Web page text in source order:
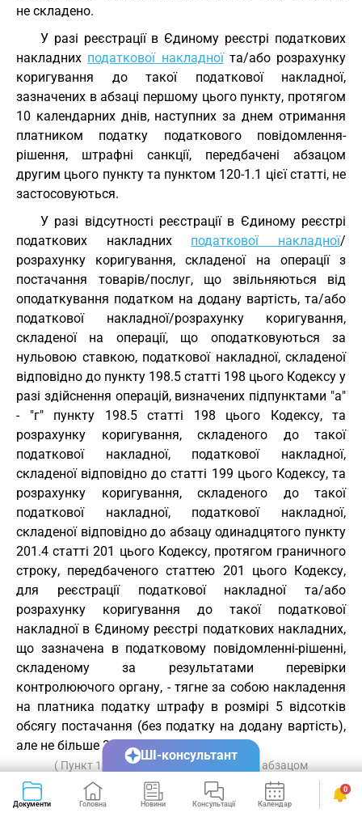
не складено.
У разі реєстрації в Єдиному реєстрі податкових
накладних податкової накладноїта/або розрахунку
коригування до такої податкової накладної,
зазначених в абзаці першому цього пункту, протягом
10 календарних днів, наступних за днем отримання
платником податку податкового повідомлення-
рішення, штрафні санкції, передбачені абзацом
другим цього пункту та пунктом 120-1.1 цієї статті, не
застосовуються.
У разі відсутності реєстрації в Єдиному реєстрі
податкових накладних податкової накладної/
розрахунку коригування, складеної на операції з
постачання товарів/послуг, що звільняються від
оподаткування податком на додану вартість, та/або
податкової накладної/розрахунку коригування,
складеної на операції, що оподатковуються за
нульовою ставкою, податкової накладної, складеної
відповідно до пункту 198.5 статті 198 цього Кодексу у
разі здійснення операцій, визначених підпунктами "а"
- "г" пункту 198.5 статті 198 цього Кодексу, та
розрахунку коригування, складеного до такої
податкової накладної, податкової накладної,
складеної відповідно до статті 199 цього Кодексу, та
розрахунку коригування, складеного до такої
податкової накладної, податкової накладної,
складеної відповідно до абзацу одинадцятого пункту
201.4 статті 201 цього Кодексу, протягом граничного
строку, передбаченого статтею 201 цього Кодексу,
для реєстрації податкової накладної та/або
розрахунку коригування до такої податкової
накладної в Єдиному реєстрі податкових накладних,
що зазначена в податковому повідомленні-рішенні,
складеному за результатами перевірки
контролюючого органу, - тягне за собою накладення
на платника податку штрафу в розмірі 5 відсотків
обсягу постачання (без податку на додану вартість),
але не більше 3400 гривень.
( Пункт 120-1.2 статті 120-1 доповнено абзацом
четвертим згідно із Законом
№ 466-IX від 16.01.2020
120-1.3. Допущення продавцем товарів/послуг
Документи Головна Новини Консультації Календар Сервіси
0
ШІ-консультант